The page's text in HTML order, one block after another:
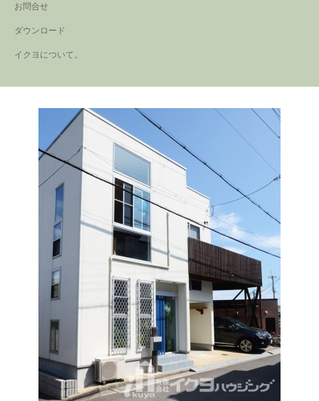
3トーンでまとめた外観、角度
によって色んな表情を見せて
と家族用の2つ、一枚の壁で仕
は抜群の収納力で玄関はいつ
でもスッキリ。キッチンはⅡ
型キッチンを使用、奥には収
納もたっぷりのパントリー、
キッチン右正面には子供のひ
みつ部屋もできました。
面、洗面ボウルの大きさ・
形・水栓にもこだわり奥様専
用パウダールームが完成しま
した。床クロス建具他、カラ
ーコーディネートが統一され
ていることでリビングも
広々。奥様のセンスがひかっ
ています。
建具も木目調で3パターンを使
台あります。皆が集まるリビ
ングは淡い木目調で統一。和
室も併設されています。
ます。中庭もあり入ってくる
光が暖かく注ぎ込み暖かい光
と風を感じるおうちです。
お問合せ
ダウンロード
イクヨについて。